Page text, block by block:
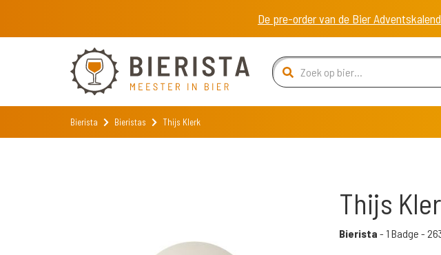
De pre-order van de Bier
Bierista Bieristas Thijs Klerk
Thijs
Bierista - 1 Badge -